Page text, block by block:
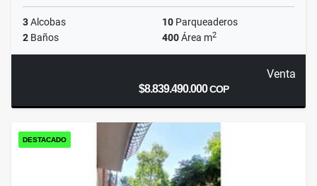
3Alcobas 10 Parqueaderos
2 Baños 400Área m2
Venta
$8.839.490.000COP
DESTACADO